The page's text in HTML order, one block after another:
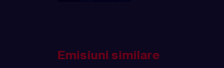
Emisiuni similare